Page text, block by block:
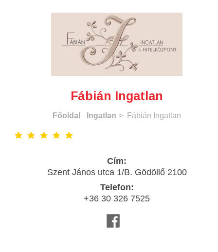
Fábián Ingatlan
Főoldal Ingatlan > Fábián Ingatlan
Cím:
Szent János utca 1/B. Gödöllő 2100
Telefon:
+36 30 326 7525